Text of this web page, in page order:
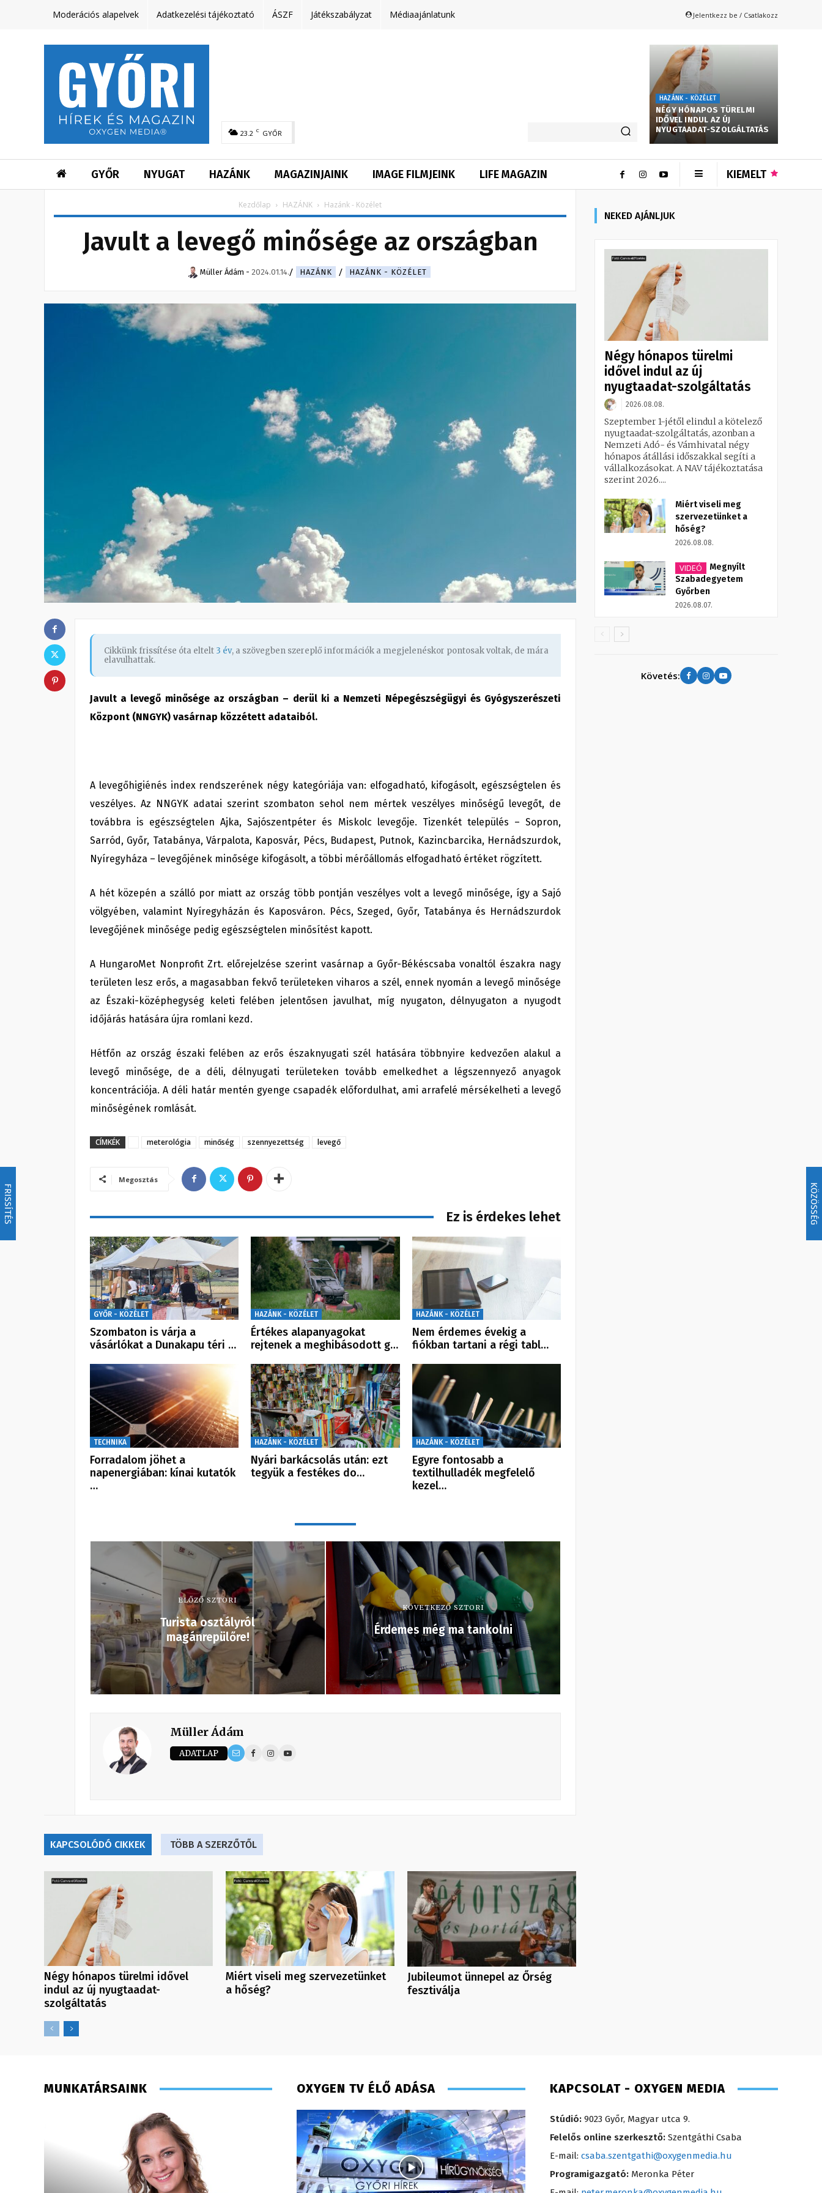
FRISSÍTÉS KÖZÖSSÉG
Moderációs alapelvek Adatkezelési tájékoztató ÁSZF Játékszabályzat Médiaajánlatunk Jelentkezz be / Csatlakozz
23.2 C GYŐR
HAZÁNK - KÖZÉLET
NÉGY HÓNAPOS TÜRELMI
IDŐVEL INDUL AZ ÚJ
NYUGTAADAT-SZOLGÁLTATÁS
GYŐR NYUGAT HAZÁNK MAGAZINJAINK IMAGE FILMJEINK LIFE MAGAZIN KIEMELT
Kezdőlap HAZÁNK Hazánk - Közélet
Javult a levegő minősége az országban
Müller Ádám - 2024.01.14. HAZÁNK HAZÁNK - KÖZÉLET
Cikkünk frissítése óta eltelt 3 év, a szövegben szereplő információk a megjelenéskor pontosak voltak, de mára
elavulhattak.
Javult a levegő minősége az országban – derül ki a Nemzeti Népegészségügyi és Gyógyszerészeti
Központ (NNGYK) vasárnap közzétett adataiból.
A levegőhigiénés index rendszerének négy kategóriája van: elfogadható, kifogásolt, egészségtelen és
veszélyes. Az NNGYK adatai szerint szombaton sehol nem mértek veszélyes minőségű levegőt, de
továbbra is egészségtelen Ajka, Sajószentpéter és Miskolc levegője. Tizenkét település – Sopron,
Sarród, Győr, Tatabánya, Várpalota, Kaposvár, Pécs, Budapest, Putnok, Kazincbarcika, Hernádszurdok,
Nyíregyháza – levegőjének minősége kifogásolt, a többi mérőállomás elfogadható értéket rögzített.
A hét közepén a szálló por miatt az ország több pontján veszélyes volt a levegő minősége, így a Sajó
völgyében, valamint Nyíregyházán és Kaposváron. Pécs, Szeged, Győr, Tatabánya és Hernádszurdok
levegőjének minősége pedig egészségtelen minősítést kapott.
A HungaroMet Nonprofit Zrt. előrejelzése szerint vasárnap a Győr-Békéscsaba vonaltól északra nagy
területen lesz erős, a magasabban fekvő területeken viharos a szél, ennek nyomán a levegő minősége
az Északi-középhegység keleti felében jelentősen javulhat, míg nyugaton, délnyugaton a nyugodt
időjárás hatására újra romlani kezd.
Hétfőn az ország északi felében az erős északnyugati szél hatására többnyire kedvezően alakul a
levegő minősége, de a déli, délnyugati területeken tovább emelkedhet a légszennyező anyagok
koncentrációja. A déli határ mentén gyenge csapadék előfordulhat, ami arrafelé mérsékelheti a levegő
minőségének romlását.
CÍMKÉK meterológia minőség szennyezettség levegő
Megosztás
Ez is érdekes lehet
GYŐR - KÖZÉLET
Szombaton is várja a
vásárlókat a Dunakapu téri …
HAZÁNK - KÖZÉLET
Értékes alapanyagokat
rejtenek a meghibásodott g…
HAZÁNK - KÖZÉLET
Nem érdemes évekig a
fiókban tartani a régi tabl…
TECHNIKA
Forradalom jöhet a
napenergiában: kínai kutatók
…
HAZÁNK - KÖZÉLET
Nyári barkácsolás után: ezt
tegyük a festékes do…
HAZÁNK - KÖZÉLET
Egyre fontosabb a
textilhulladék megfelelő
kezel…
ELŐZŐ SZTORI
Turista osztályról
magánrepülőre!
KÖVETKEZŐ SZTORI
Érdemes még ma tankolni
Müller Ádám
ADATLAP
KAPCSOLÓDÓ CIKKEK TÖBB A SZERZŐTŐL
Négy hónapos türelmi idővel
indul az új nyugtaadat-
szolgáltatás
Miért viseli meg szervezetünket
a hőség?
Jubileumot ünnepel az Őrség
fesztiválja
NEKED AJÁNLJUK
Négy hónapos türelmi
idővel indul az új
nyugtaadat-szolgáltatás
2026.08.08.
Szeptember 1-jétől elindul a kötelező
nyugtaadat-szolgáltatás, azonban a
Nemzeti Adó- és Vámhivatal négy
hónapos átállási időszakkal segíti a
vállalkozásokat. A NAV tájékoztatása
szerint 2026....
Miért viseli meg
szervezetünket a
hőség?
2026.08.08.
VIDEÓ
Megnyílt
Szabadegyetem
Győrben
2026.08.07.
Követés:
MUNKATÁRSAINK OXYGEN TV ÉLŐ ADÁSA KAPCSOLAT - OXYGEN MEDIA
Stúdió: 9023 Győr, Magyar utca 9.
Felelős online szerkesztő: Szentgáthi Csaba
E-mail: csaba.szentgathi@oxygenmedia.hu
Programigazgató: Meronka Péter